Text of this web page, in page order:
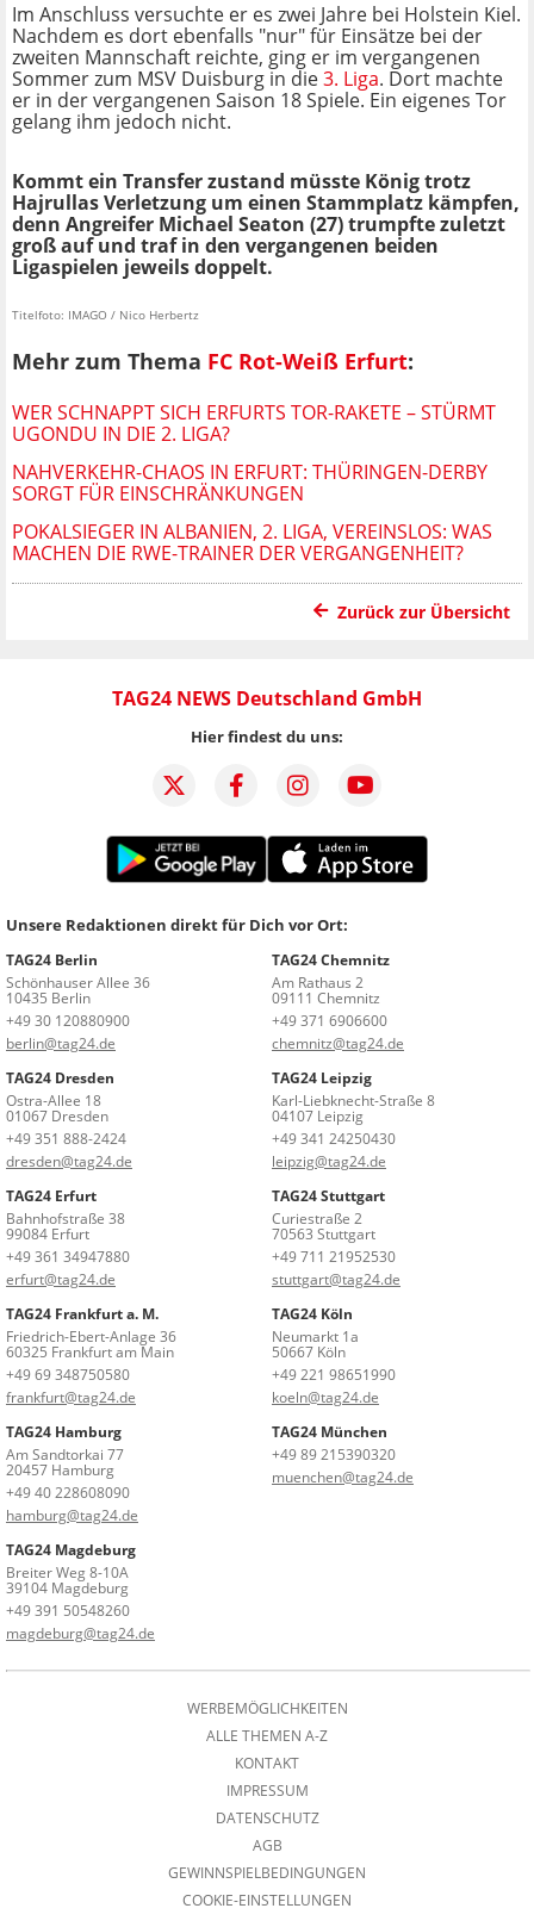
Im Anschluss versuchte er es zwei Jahre bei Holstein Kiel.
Nachdem es dort ebenfalls "nur" für Einsätze bei der
zweiten Mannschaft reichte, ging er im vergangenen
Sommer zum MSV Duisburg in die3. Liga. Dort machte
er in der vergangenen Saison 18 Spiele. Ein eigenes Tor
gelang ihm jedoch nicht.
Kommt ein Transfer zustand müsste König trotz
Hajrullas Verletzung um einen Stammplatz kämpfen,
denn Angreifer Michael Seaton (27) trumpfte zuletzt
groß auf und traf in den vergangenen beiden
Ligaspielen jeweils doppelt.
Titelfoto: IMAGO / Nico Herbertz
Mehr zum Thema FC Rot-Weiß Erfurt:
WER SCHNAPPT SICH ERFURTS TOR-RAKETE – STÜRMT
UGONDU IN DIE 2. LIGA?
NAHVERKEHR-CHAOS IN ERFURT: THÜRINGEN-DERBY
SORGT FÜR EINSCHRÄNKUNGEN
POKALSIEGER IN ALBANIEN, 2. LIGA, VEREINSLOS: WAS
MACHEN DIE RWE-TRAINER DER VERGANGENHEIT?
Zurück zur Übersicht
TAG24 NEWS Deutschland GmbH
Hier findest du uns:
Unsere Redaktionen direkt für Dich vor Ort:
TAG24 Berlin
Schönhauser Allee 36
10435 Berlin
+49 30 120880900
berlin@tag24.de
TAG24 Chemnitz
Am Rathaus 2
09111 Chemnitz
+49 371 6906600
chemnitz@tag24.de
TAG24 Dresden
Ostra-Allee 18
01067 Dresden
+49 351 888-2424
dresden@tag24.de
TAG24 Leipzig
Karl-Liebknecht-Straße 8
04107 Leipzig
+49 341 24250430
leipzig@tag24.de
TAG24 Erfurt
Bahnhofstraße 38
99084 Erfurt
+49 361 34947880
erfurt@tag24.de
TAG24 Stuttgart
Curiestraße 2
70563 Stuttgart
+49 711 21952530
stuttgart@tag24.de
TAG24 Frankfurt a. M.
Friedrich-Ebert-Anlage 36
60325 Frankfurt am Main
+49 69 348750580
frankfurt@tag24.de
TAG24 Köln
Neumarkt 1a
50667 Köln
+49 221 98651990
koeln@tag24.de
TAG24 Hamburg
Am Sandtorkai 77
20457 Hamburg
+49 40 228608090
hamburg@tag24.de
TAG24 München
+49 89 215390320
muenchen@tag24.de
TAG24 Magdeburg
Breiter Weg 8-10A
39104 Magdeburg
+49 391 50548260
magdeburg@tag24.de
WERBEMÖGLICHKEITEN
ALLE THEMEN A-Z
KONTAKT
IMPRESSUM
DATENSCHUTZ
AGB
GEWINNSPIELBEDINGUNGEN
COOKIE-EINSTELLUNGEN